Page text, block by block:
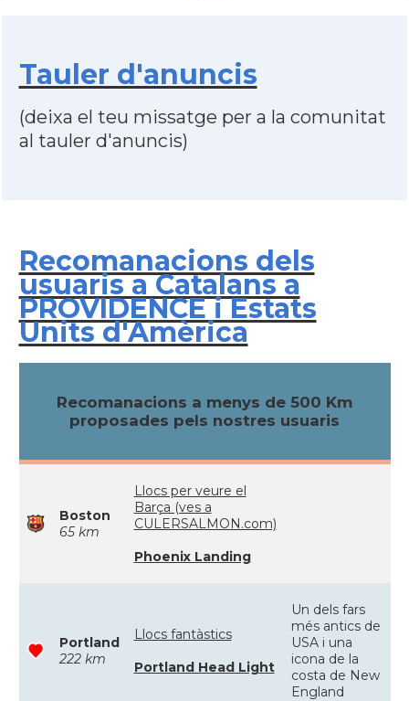
Tauler d'anuncis
(deixa el teu missatge per a la comunitat
al tauler d'anuncis)
Recomanacions dels
usuaris a Catalans a
PROVIDENCE i Estats
Units d'Amèrica
Recomanacions a menys de 500 Km
proposades pels nostres usuaris
Boston
65 km
Llocs per veure el
Barça (ves a
CULERSALMON.com)
Phoenix Landing
Portland
222 km
Llocs fantàstics
Portland Head Light
Un dels fars
més antics de
USA i una
icona de la
costa de New
England